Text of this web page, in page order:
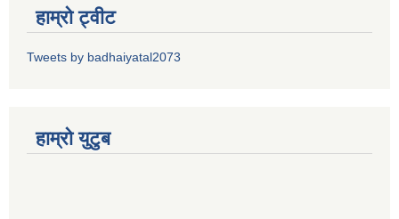
हाम्रो ट्वीट
Tweets by badhaiyatal2073
हाम्रो युटुब